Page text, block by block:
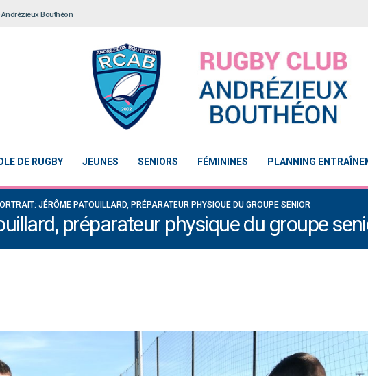
Andrézieux Bouthéon
DE RUGBY JEUNES SENIORS FÉMININES PLANNING
JÉRÔME PATOUILLARD, PRÉPARATEUR PHYSIQUE DU GROUPE SENIOR
préparateur physique du groupe
Fédérale B: de
Les adversaires en Fédérale 2